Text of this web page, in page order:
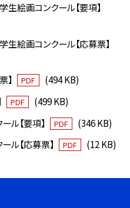
生絵画コンクール【要項】
生絵画コンクール【応募票】
】
PDF
(494 KB)
PDF
(499 KB)
ル【要項】
PDF
(346 KB)
ル【応募票】
PDF (12 KB)